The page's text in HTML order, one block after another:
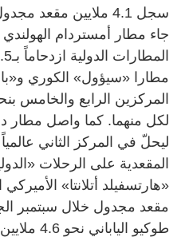
سجل 4.1 ملايين مقعد
جاء مطار أمستردام الهولندي
مطارا «سيؤول» الكوري
لكل منهما. كما واصل مطار
ليحلّ في المركز الثاني
المقعدية على الرحلات
مقعد مجدول خلال سبتمبر
طوكيو